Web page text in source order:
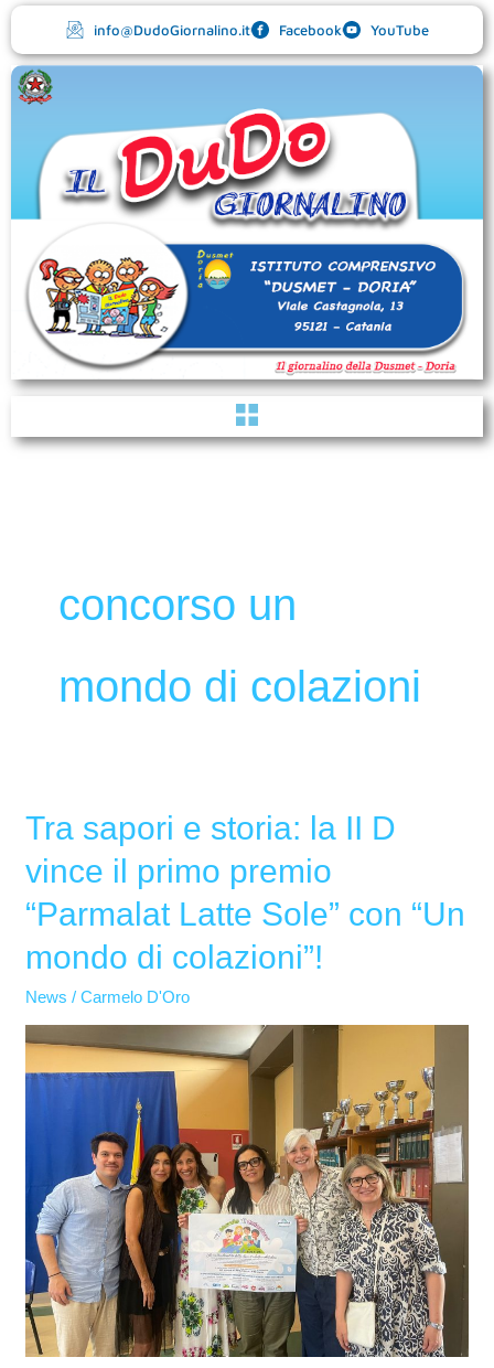
contenuto
info@DudoGiornalino.it Facebook YouTube
Menu
concorso un
mondo di colazioni
Tra sapori e storia: la II D
vince il primo premio
“Parmalat Latte Sole” con “Un
mondo di colazioni”!
News /Carmelo D'Oro
Tra
e
storia:
II
D
vince
“Parmalat
Sole”
con
“Un
mondo
di
colazioni”!